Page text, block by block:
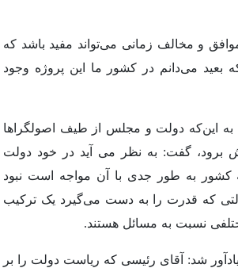
و مخالف زمانی می‌تواند مفید باشد که
بعید می‌دانم در کشور ما این پروژه وجود
به این‌که دولت و مجلس از طیف اصولگراها
برود، گفت: به نظر می آید در خود دولت
به طور جدی با آن مواجه است نبود
که قدرت را به دست می‌گیرد یک ترکیب
نسبت به مسائل هستند.
شد: آقای رئیسی که ریاست دولت را بر